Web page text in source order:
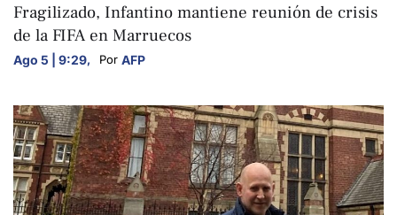
Fragilizado, Infantino mantiene reunión de crisis
de la FIFA en Marruecos
Ago 5 | 9:29, Por AFP